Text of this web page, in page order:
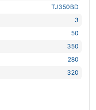
TJ350BD
3
50
350
280
320